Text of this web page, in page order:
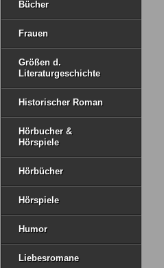
Bücher
Frauen
Größen d.
Literaturgeschichte
Historischer Roman
Hörbucher &
Hörspiele
Hörbücher
Hörspiele
Humor
Liebesromane